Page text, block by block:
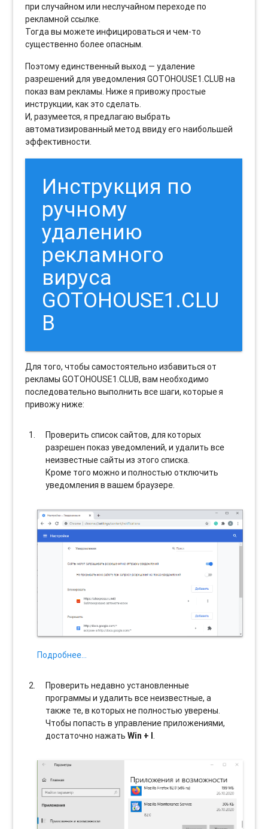
при случайном или неслучайном переходе по
рекламной ссылке.
Тогда вы можете инфицироваться и чем-то
существенно более опасным.
Поэтому единственный выход — удаление
разрешений для уведомления GOTOHOUSE1.CLUB на
показ вам рекламы. Ниже я привожу простые
инструкции, как это сделать.
И, разумеется, я предлагаю выбрать
автоматизированный метод ввиду его наибольшей
эффективности.
Инструкция по
ручному
удалению
рекламного
вируса
GOTOHOUSE1.CLU
B
Для того, чтобы самостоятельно избавиться от
рекламы GOTOHOUSE1.CLUB, вам необходимо
последовательно выполнить все шаги, которые я
привожу ниже:
Проверить список сайтов, для которых
разрешен показ уведомлений, и удалить все
неизвестные сайты из этого списка.
Кроме того можно и полностью отключить
уведомления в вашем браузере.
Подробнее…
Проверить недавно установленные
программы и удалить все неизвестные, а
также те, в которых не полностью уверены.
Чтобы попасть в управление приложениями,
достаточно нажатьWin + I.